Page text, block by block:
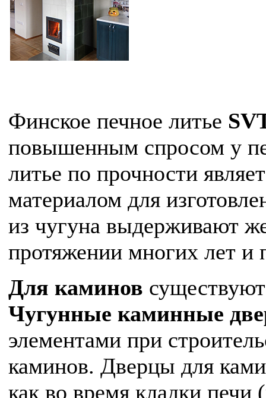
Финское печное литье
повышенным спросом у
литье по прочности
материалом для
из чугуна выдерживают
протяжении многих лет и
Для каминов
Чугунные каминные
элементами при
каминов. Дверцы для
как во время кладки печи